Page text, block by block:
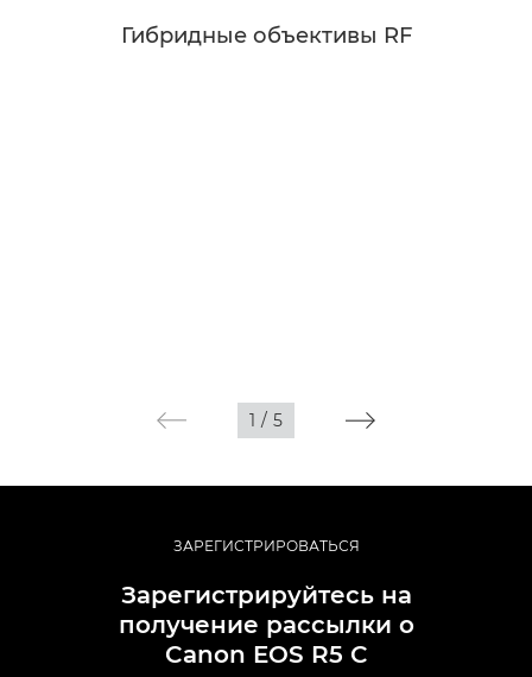
Гибридные объективы RF
1 / 5
ЗАРЕГИСТРИРОВАТЬСЯ
Зарегистрируйтесь на
получение рассылки о
Canon EOS R5 C